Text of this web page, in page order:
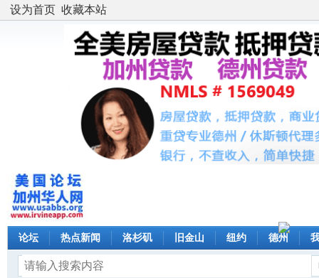
设为首页 收藏本站
论坛 热点新闻 洛杉矶 旧金山 纽约 德州